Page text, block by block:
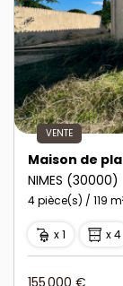
VENTE
Maison de
NIMES (30000)
4 pièce(s) / 119
x 1 x 4